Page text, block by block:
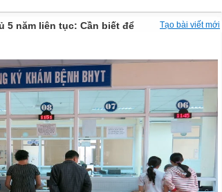
HỒ CHÍ MINH
Tạo bài viết mới
5 năm liên tục: Cần biết để